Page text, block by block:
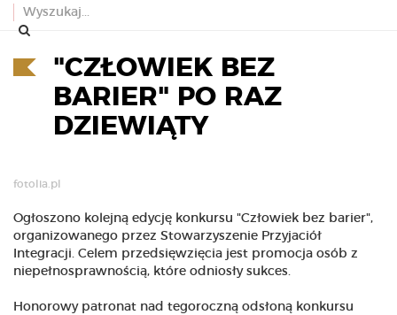
"CZŁOWIEK BEZ
BARIER" PO RAZ
DZIEWIĄTY
fotolia.pl
Ogłoszono kolejną edycję konkursu "Człowiek bez barier",
organizowanego przez Stowarzyszenie Przyjaciół
Integracji. Celem przedsięwzięcia jest promocja osób z
niepełnosprawnością, które odniosły sukces.
Honorowy patronat nad tegoroczną odsłoną konkursu